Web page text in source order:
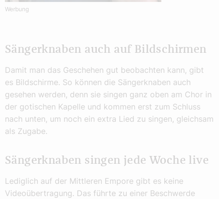
Werbung
Sängerknaben auch auf Bildschirmen
Damit man das Geschehen gut beobachten kann, gibt
es Bildschirme. So können die Sängerknaben auch
gesehen werden, denn sie singen ganz oben am Chor in
der gotischen Kapelle und kommen erst zum Schluss
nach unten, um noch ein extra Lied zu singen, gleichsam
als Zugabe.
Sängerknaben singen jede Woche live
Lediglich auf der Mittleren Empore gibt es keine
Videoübertragung. Das führte zu einer Beschwerde